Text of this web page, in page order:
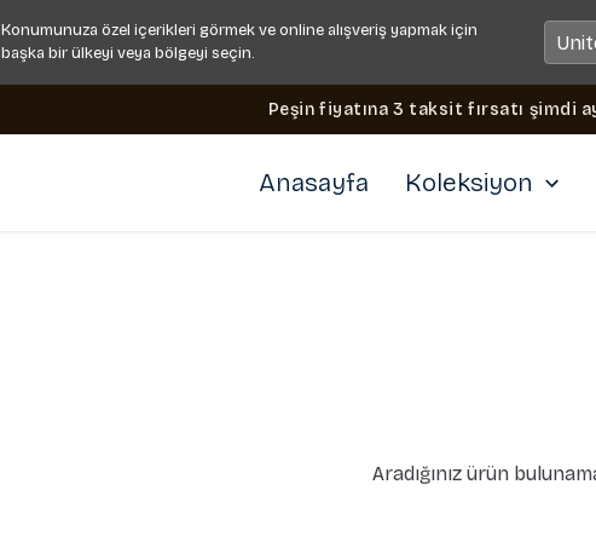
Konumunuza özel içerikleri görmek ve online alışveriş yapmak için
başka bir ülkeyi veya bölgeyi seçin.
Peşin fiyatına 3 taksit fırsatı şimdi
Anasayfa Koleksiyon
Aradığınız ürün